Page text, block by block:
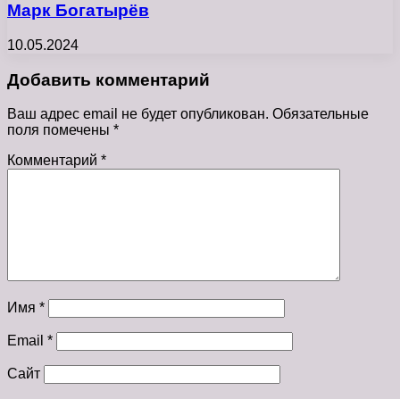
Марк Богатырёв
10.05.2024
Добавить комментарий
Ваш адрес email не будет опубликован. Обязательные
поля помечены *
Комментарий *
Имя *
Email *
Сайт